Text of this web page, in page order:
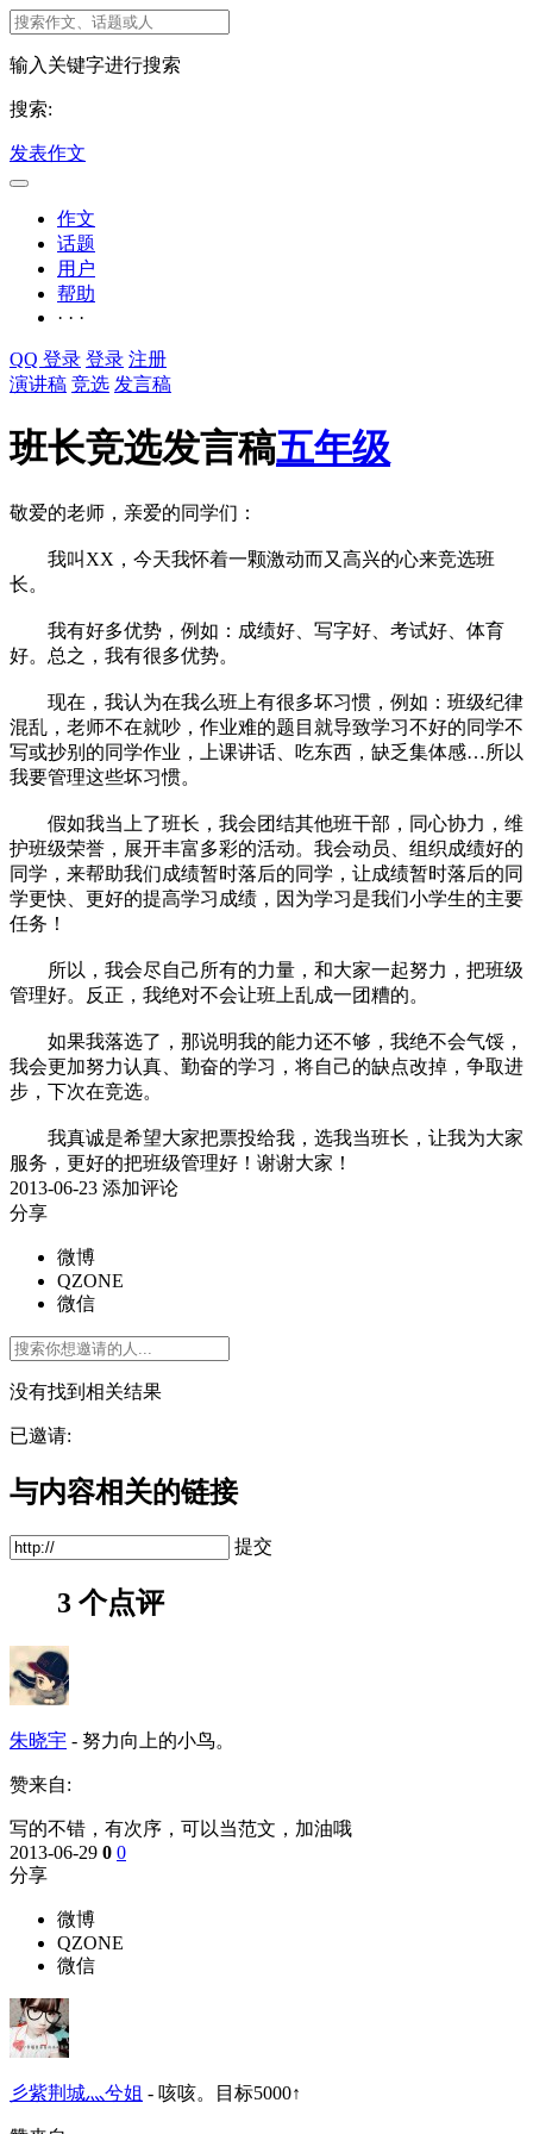
输入关键字进行搜索
搜索:
发表作文
作文
话题
用户
帮助
· · ·
QQ 登录 登录 注册
演讲稿 竞选 发言稿
班长竞选发言稿五年级
敬爱的老师，亲爱的同学们：
我叫XX，今天我怀着一颗激动而又高兴的心来竞选班
长。
我有好多优势，例如：成绩好、写字好、考试好、体育
好。总之，我有很多优势。
现在，我认为在我么班上有很多坏习惯，例如：班级纪律
混乱，老师不在就吵，作业难的题目就导致学习不好的同学不
写或抄别的同学作业，上课讲话、吃东西，缺乏集体感…所以
我要管理这些坏习惯。
假如我当上了班长，我会团结其他班干部，同心协力，维
护班级荣誉，展开丰富多彩的活动。我会动员、组织成绩好的
同学，来帮助我们成绩暂时落后的同学，让成绩暂时落后的同
学更快、更好的提高学习成绩，因为学习是我们小学生的主要
任务！
所以，我会尽自己所有的力量，和大家一起努力，把班级
管理好。反正，我绝对不会让班上乱成一团糟的。
如果我落选了，那说明我的能力还不够，我绝不会气馁，
我会更加努力认真、勤奋的学习，将自己的缺点改掉，争取进
步，下次在竞选。
我真诚是希望大家把票投给我，选我当班长，让我为大家
服务，更好的把班级管理好！谢谢大家！
2013-06-23 添加评论
分享
微博
QZONE
微信
没有找到相关结果
已邀请:
与内容相关的链接
提交
3 个点评
朱晓宇 - 努力向上的小鸟。
赞来自:
写的不错，有次序，可以当范文，加油哦
2013-06-29 0 0
分享
微博
QZONE
微信
彡紫荆城灬兮姐 - 咳咳。目标5000↑